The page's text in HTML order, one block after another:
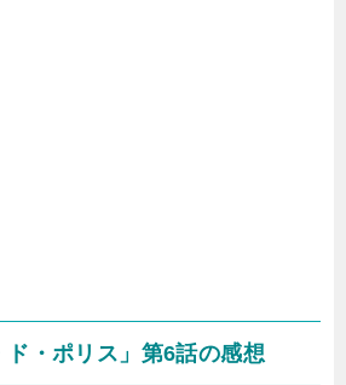
ド・ポリス」第6話の感想